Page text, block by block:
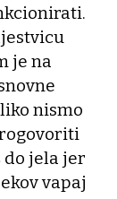
je na
nismo
do jela jer
vapaj